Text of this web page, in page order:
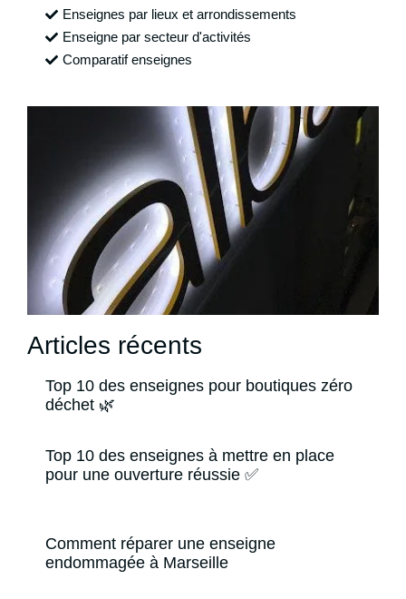
Enseignes par lieux et arrondissements
Enseigne par secteur d'activités
Comparatif enseignes
Articles récents
Top 10 des enseignes pour boutiques zéro
déchet 🌿
Top 10 des enseignes à mettre en place
pour une ouverture réussie ✅
Comment réparer une enseigne
endommagée à Marseille